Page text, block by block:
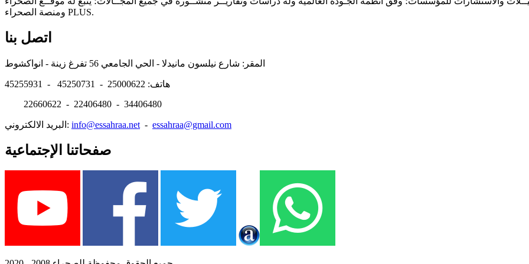
ومنصة الصحراء PLUS.
اتصل بنا
هاتف: 25000622 - 45250731 - 45255931
22660622 - 22406480 - 34406480
البريد الالكتروني: info@essahraa.net - essahraa@gmail.com
صفحاتنا الإجتماعية